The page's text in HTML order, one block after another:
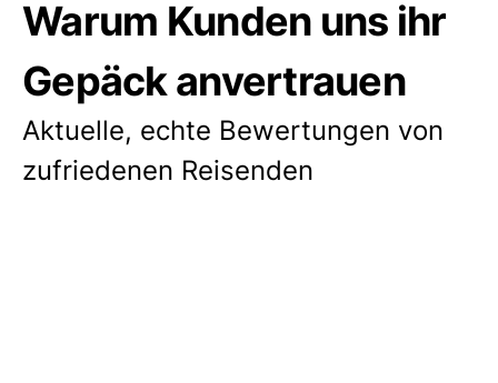
Warum Kunden uns ihr
Gepäck anvertrauen
Aktuelle, echte Bewertungen von
zufriedenen Reisenden